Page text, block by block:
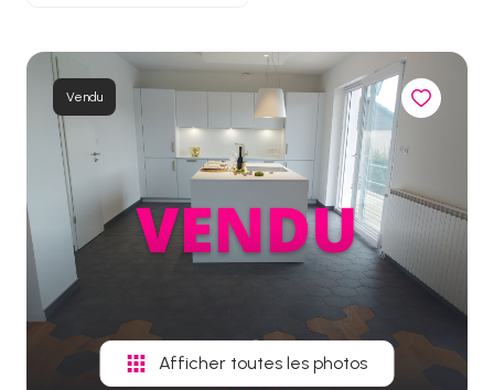
mail
vendus
Vendu
Afficher toutes les photos